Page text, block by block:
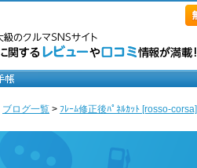
ブログ一覧 > ﾌﾚｰﾑ修正後ﾊﾟﾈﾙｶｯﾄ [rosso-corsa]